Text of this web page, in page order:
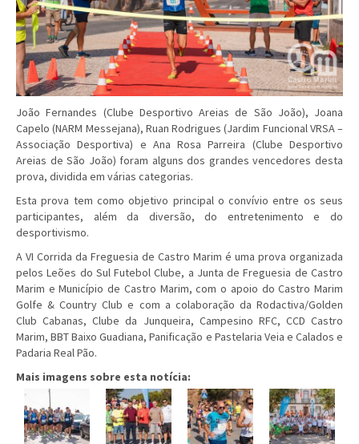
João Fernandes (Clube Desportivo Areias de São João), Joana
Capelo (NARM Messejana), Ruan Rodrigues (Jardim Funcional VRSA –
Associação Desportiva) e Ana Rosa Parreira (Clube Desportivo
Areias de São João) foram alguns dos grandes vencedores desta
prova, dividida em várias categorias.
Esta prova tem como objetivo principal o convívio entre os seus
participantes, além da diversão, do entretenimento e do
desportivismo.
A VI Corrida da Freguesia de Castro Marim é uma prova organizada
pelos Leões do Sul Futebol Clube, a Junta de Freguesia de Castro
Marim e Município de Castro Marim, com o apoio do Castro Marim
Golfe & Country Club e com a colaboração da Rodactiva/Golden
Club Cabanas, Clube da Junqueira, Campesino RFC, CCD Castro
Marim, BBT Baixo Guadiana, Panificação e Pastelaria Veia e Calados e
Padaria Real Pão.
Mais imagens sobre esta notícia: